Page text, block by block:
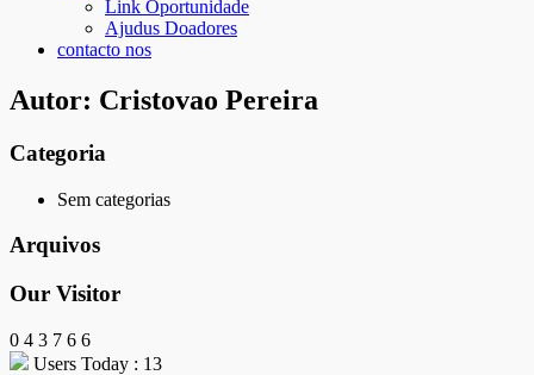
Link Oportunidade
Ajudus Doadores
contacto nos
Autor: Cristovao Pereira
Categoria
Sem categorias
Arquivos
Our Visitor
0 4 3 7 6 6
Users Today : 13